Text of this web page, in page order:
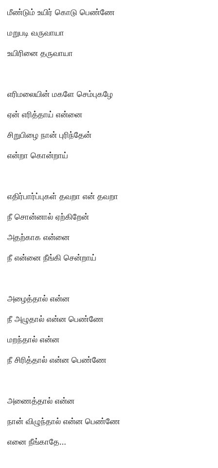
மீண்டும் உயிர் கொடு பெண்ணே
மறுபடி வருவாயா
உயிரினை தருவாயா
எரிமலையின் மகளே செம்புகழே
ஏன் எரித்தாய் என்னை
சிறுபிழை நான் புரிந்தேன்
என்றா கொன்றாய்
எதிர்பார்ப்புகள் தவறா என் தவறா
நீ சொன்னால் ஏற்கிறேன்
அதற்காக என்னை
நீ என்னை நீங்கி சென்றாய்
அழைத்தால் என்ன
நீ அழுதால் என்ன பெண்ணே
மறந்தால் என்ன
நீ சிரித்தால் என்ன பெண்ணே
அணைத்தால் என்ன
நான் விழுந்தால் என்ன பெண்ணே
எனை நீங்காதே…